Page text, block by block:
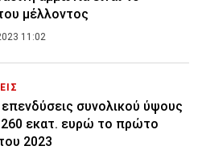
μέλλοντος
11:02
επενδύσεις συνολικού ύψους
εκατ. ευρώ το πρώτο
2023